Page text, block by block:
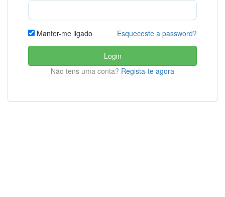
Manter-me ligado Esqueceste a password?
Login
Não tens uma conta? Regista-te agora